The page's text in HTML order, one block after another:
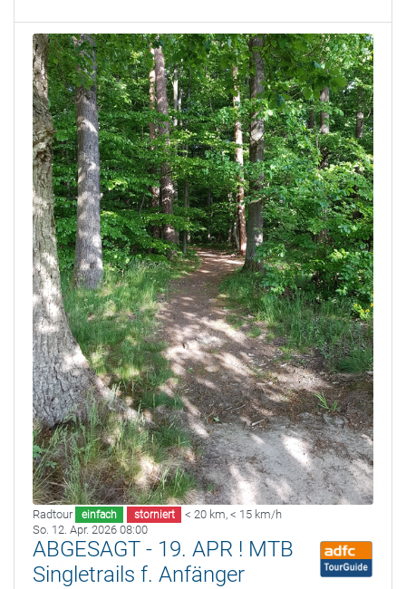
Radtour einfach storniert < 20 km, < 15 km/h
So. 12. Apr. 2026 08:00
ABGESAGT - 19. APR ! MTB
Singletrails f. Anfänger